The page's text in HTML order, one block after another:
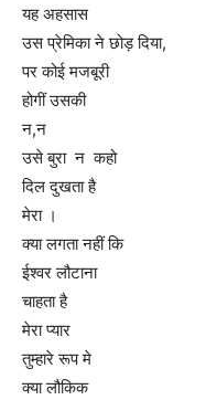
यह अहसास
उस प्रेमिका ने छोड़ दिया,
पर कोई मजबूरी
होगीं उसकी
न,न
उसे बुरा न कहो
दिल दुखता है
मेरा ।
क्या लगता नहीं कि
ईश्वर लौटाना
चाहता है
मेरा प्यार
तुम्हारे रूप मे
क्या लौकिक